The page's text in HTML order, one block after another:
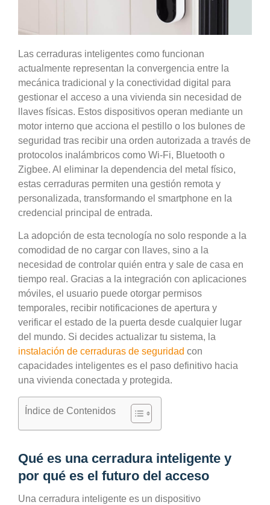
Las cerraduras inteligentes como funcionan
actualmente representan la convergencia entre la
mecánica tradicional y la conectividad digital para
gestionar el acceso a una vivienda sin necesidad de
llaves físicas. Estos dispositivos operan mediante un
motor interno que acciona el pestillo o los bulones de
seguridad tras recibir una orden autorizada a través de
protocolos inalámbricos como Wi-Fi, Bluetooth o
Zigbee. Al eliminar la dependencia del metal físico,
estas cerraduras permiten una gestión remota y
personalizada, transformando el smartphone en la
credencial principal de entrada.
La adopción de esta tecnología no solo responde a la
comodidad de no cargar con llaves, sino a la
necesidad de controlar quién entra y sale de casa en
tiempo real. Gracias a la integración con aplicaciones
móviles, el usuario puede otorgar permisos
temporales, recibir notificaciones de apertura y
verificar el estado de la puerta desde cualquier lugar
del mundo. Si decides actualizar tu sistema, la
instalación de cerraduras de seguridad con
capacidades inteligentes es el paso definitivo hacia
una vivienda conectada y protegida.
Índice de Contenidos
Qué es una cerradura inteligente y
por qué es el futuro del acceso
Una cerradura inteligente es un dispositivo